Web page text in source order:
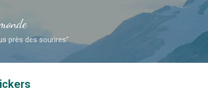
Accéder au contenu principal
près des sourires"